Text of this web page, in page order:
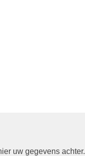
uw gegevens achter.